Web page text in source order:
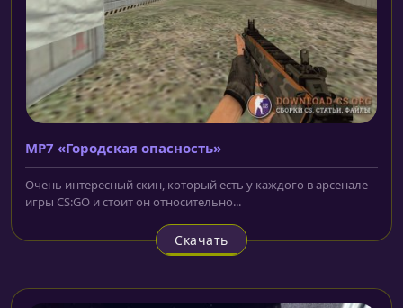
MP7 «Городская опасность»
Очень интересный скин, который есть у каждого в арсенале
игры CS:GO и стоит он относительно...
Скачать